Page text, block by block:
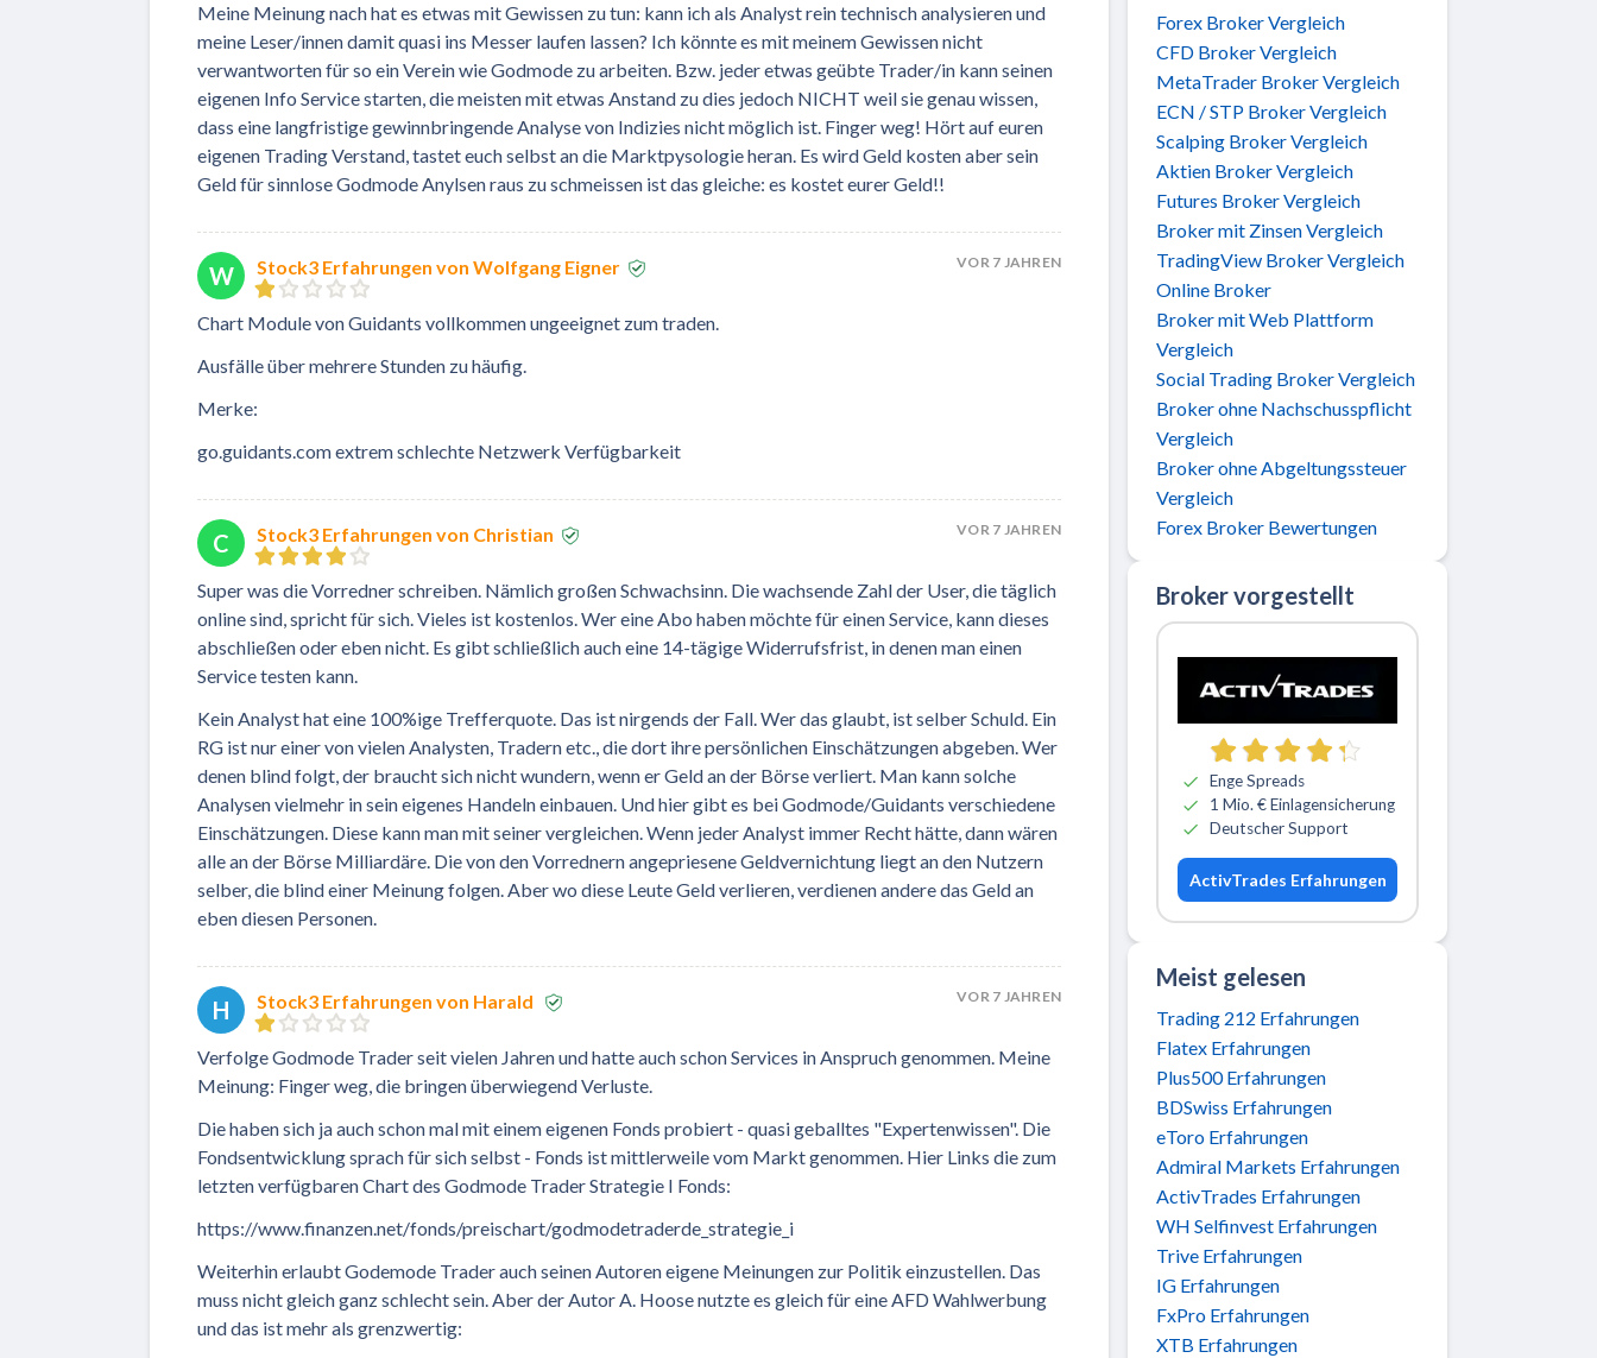
Meine Meinung nach hat es etwas mit Gewissen zu tun: kann ich als Analyst rein technisch analysieren und
meine Leser/innen damit quasi ins Messer laufen lassen? Ich könnte es mit meinem Gewissen nicht
verwantworten für so ein Verein wie Godmode zu arbeiten. Bzw. jeder etwas geübte Trader/in kann seinen
eigenen Info Service starten, die meisten mit etwas Anstand zu dies jedoch NICHT weil sie genau wissen,
dass eine langfristige gewinnbringende Analyse von Indizies nicht möglich ist. Finger weg! Hört auf euren
eigenen Trading Verstand, tastet euch selbst an die Marktpysologie heran. Es wird Geld kosten aber sein
Geld für sinnlose Godmode Anylsen raus zu schmeissen ist das gleiche: es kostet eurer Geld!!
W Stock3 Erfahrungen von Wolfgang Eigner VOR 7 JAHREN
Chart Module von Guidants vollkommen ungeeignet zum traden.
Ausfälle über mehrere Stunden zu häufig.
Merke:
go.guidants.com extrem schlechte Netzwerk Verfügbarkeit
C Stock3 Erfahrungen von Christian VOR 7 JAHREN
Super was die Vorredner schreiben. Nämlich großen Schwachsinn. Die wachsende Zahl der User, die täglich
online sind, spricht für sich. Vieles ist kostenlos. Wer eine Abo haben möchte für einen Service, kann dieses
abschließen oder eben nicht. Es gibt schließlich auch eine 14-tägige Widerrufsfrist, in denen man einen
Service testen kann.
Kein Analyst hat eine 100%ige Trefferquote. Das ist nirgends der Fall. Wer das glaubt, ist selber Schuld. Ein
RG ist nur einer von vielen Analysten, Tradern etc., die dort ihre persönlichen Einschätzungen abgeben. Wer
denen blind folgt, der braucht sich nicht wundern, wenn er Geld an der Börse verliert. Man kann solche
Analysen vielmehr in sein eigenes Handeln einbauen. Und hier gibt es bei Godmode/Guidants verschiedene
Einschätzungen. Diese kann man mit seiner vergleichen. Wenn jeder Analyst immer Recht hätte, dann wären
alle an der Börse Milliardäre. Die von den Vorrednern angepriesene Geldvernichtung liegt an den Nutzern
selber, die blind einer Meinung folgen. Aber wo diese Leute Geld verlieren, verdienen andere das Geld an
eben diesen Personen.
H Stock3 Erfahrungen von Harald VOR 7 JAHREN
Verfolge Godmode Trader seit vielen Jahren und hatte auch schon Services in Anspruch genommen. Meine
Meinung: Finger weg, die bringen überwiegend Verluste.
Die haben sich ja auch schon mal mit einem eigenen Fonds probiert - quasi geballtes "Expertenwissen". Die
Fondsentwicklung sprach für sich selbst - Fonds ist mittlerweile vom Markt genommen. Hier Links die zum
letzten verfügbaren Chart des Godmode Trader Strategie I Fonds:
https://www.finanzen.net/fonds/preischart/godmodetraderde_strategie_i
Weiterhin erlaubt Godemode Trader auch seinen Autoren eigene Meinungen zur Politik einzustellen. Das
muss nicht gleich ganz schlecht sein. Aber der Autor A. Hoose nutzte es gleich für eine AFD Wahlwerbung
und das ist mehr als grenzwertig:
Forex Broker Vergleich
CFD Broker Vergleich
MetaTrader Broker Vergleich
ECN / STP Broker Vergleich
Scalping Broker Vergleich
Aktien Broker Vergleich
Futures Broker Vergleich
Broker mit Zinsen Vergleich
TradingView Broker Vergleich
Online Broker
Broker mit Web Plattform
Vergleich
Social Trading Broker Vergleich
Broker ohne Nachschusspflicht
Vergleich
Broker ohne Abgeltungssteuer
Vergleich
Forex Broker Bewertungen
Broker vorgestellt
Zu ActivTrades
Enge Spreads
1 Mio. € Einlagensicherung
Deutscher Support
ActivTrades Erfahrungen
Meist gelesen
Trading 212 Erfahrungen
Flatex Erfahrungen
Plus500 Erfahrungen
BDSwiss Erfahrungen
eToro Erfahrungen
Admiral Markets Erfahrungen
ActivTrades Erfahrungen
WH Selfinvest Erfahrungen
Trive Erfahrungen
IG Erfahrungen
FxPro Erfahrungen
XTB Erfahrungen